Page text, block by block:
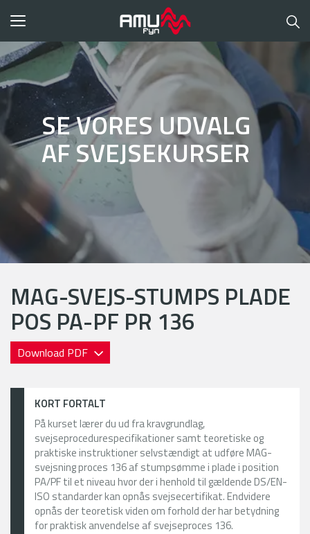
Toggle
SE VORES UDVALG
AF SVEJSEKURSER
MAG-SVEJS-STUMPS PLADE
POS PA-PF PR 136
Download PDF
KORT FORTALT
På kurset lærer du ud fra kravgrundlag,
svejseprocedurespecifikationer samt teoretiske og
praktiske instruktioner selvstændigt at udføre MAG-
svejsning proces 136 af stumpsømme i plade i position
PA/PF til et niveau hvor der i henhold til gældende DS/EN-
ISO standarder kan opnås svejsecertifikat. Endvidere
opnås der teoretisk viden om forhold der har betydning
for praktisk anvendelse af svejseproces 136.